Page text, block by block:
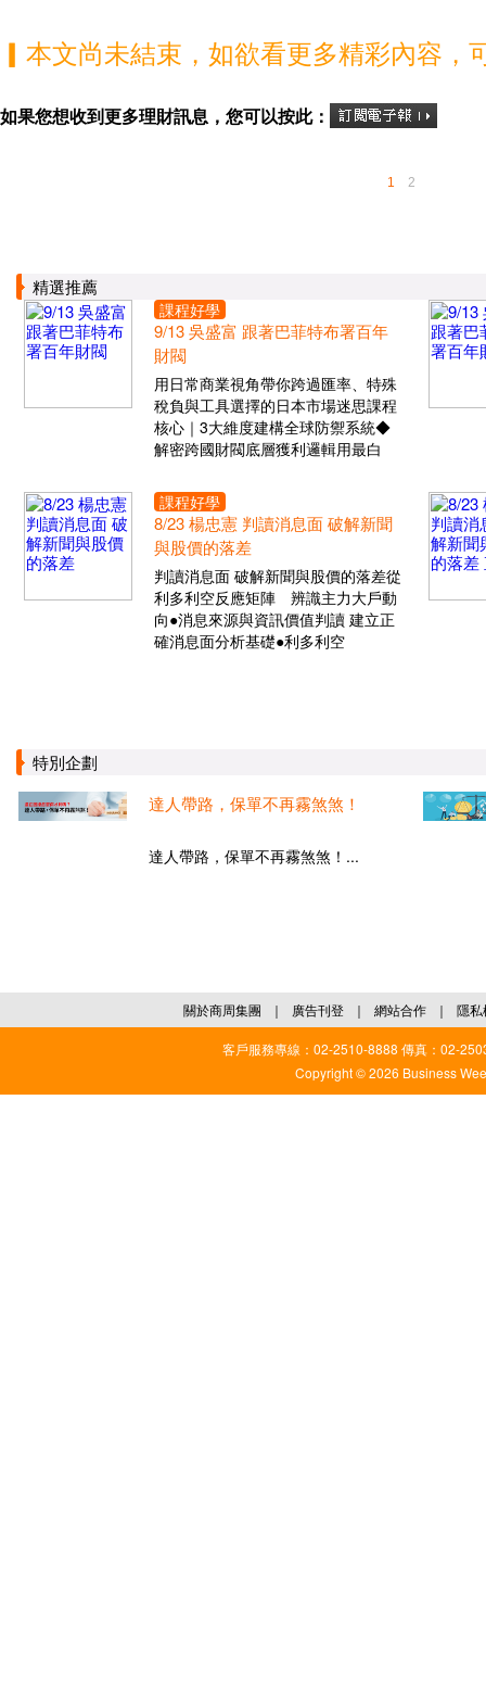
▎本文尚未結束，如欲看更多精彩內容，
如果您想收到更多理財訊息，您可以按此：
1 2
精選推薦
課程好學
9/13 吳盛富 跟著巴菲特布署百年
財閥
用日常商業視角帶你跨過匯率、特殊
稅負與工具選擇的日本市場迷思課程
核心｜3大維度建構全球防禦系統◆
解密跨國財閥底層獲利邏輯用最白
課程好學
8/23 楊忠憲 判讀消息面 破解新聞
與股價的落差
判讀消息面 破解新聞與股價的落差從
利多利空反應矩陣 辨識主力大戶動
向●消息來源與資訊價值判讀 建立正
確消息面分析基礎●利多利空
特別企劃
達人帶路，保單不再霧煞煞！
達人帶路，保單不再霧煞煞！...
關於商周集團 ｜ 廣告刊登 ｜ 網站合作 ｜ 隱私
客戶服務專線：02-2510-8888 傳真：02-
Copyright © 2026 Business